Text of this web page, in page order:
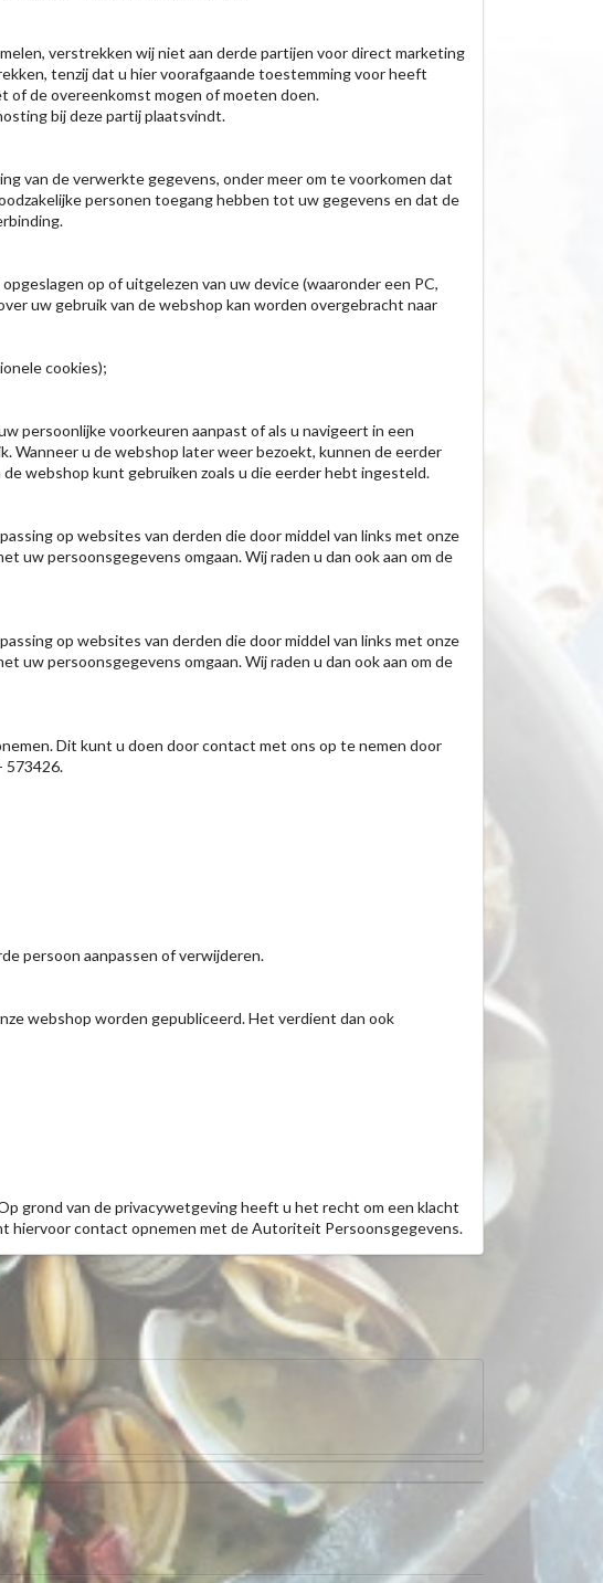
verstrekken wij niet aan derde partijen voor direct marketing
tenzij dat u hier voorafgaande toestemming voor heeft
of de overeenkomst mogen of moeten doen.
bij deze partij plaatsvindt.
van de verwerkte gegevens, onder meer om te voorkomen dat
personen toegang hebben tot uw gegevens en dat de
op of uitgelezen van uw device (waaronder een PC,
uw gebruik van de webshop kan worden overgebracht naar
cookies);
persoonlijke voorkeuren aanpast of als u navigeert in een
Wanneer u de webshop later weer bezoekt, kunnen de eerder
webshop kunt gebruiken zoals u die eerder hebt ingesteld.
op websites van derden die door middel van links met onze
uw persoonsgegevens omgaan. Wij raden u dan ook aan om de
op websites van derden die door middel van links met onze
uw persoonsgegevens omgaan. Wij raden u dan ook aan om de
Dit kunt u doen door contact met ons op te nemen door
573426.
persoon aanpassen of verwijderen.
webshop worden gepubliceerd. Het verdient dan ook
grond van de privacywetgeving heeft u het recht om een klacht
hiervoor contact opnemen met de Autoriteit Persoonsgegevens.